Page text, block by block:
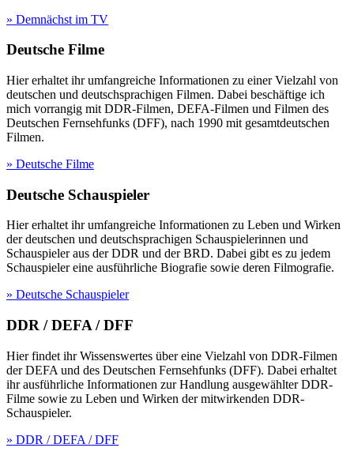
» Demnächst im TV
Deutsche Filme
Hier erhaltet ihr umfangreiche Informationen zu einer Vielzahl von
deutschen und deutschsprachigen Filmen. Dabei beschäftige ich
mich vorrangig mit DDR-Filmen, DEFA-Filmen und Filmen des
Deutschen Fernsehfunks (DFF), nach 1990 mit gesamtdeutschen
Filmen.
» Deutsche Filme
Deutsche Schauspieler
Hier erhaltet ihr umfangreiche Informationen zu Leben und Wirken
der deutschen und deutschsprachigen Schauspielerinnen und
Schauspieler aus der DDR und der BRD. Dabei gibt es zu jedem
Schauspieler eine ausführliche Biografie sowie deren Filmografie.
» Deutsche Schauspieler
DDR / DEFA / DFF
Hier findet ihr Wissenswertes über eine Vielzahl von DDR-Filmen
der DEFA und des Deutschen Fernsehfunks (DFF). Dabei erhaltet
ihr ausführliche Informationen zur Handlung ausgewählter DDR-
Filme sowie zu Leben und Wirken der mitwirkenden DDR-
Schauspieler.
» DDR / DEFA / DFF